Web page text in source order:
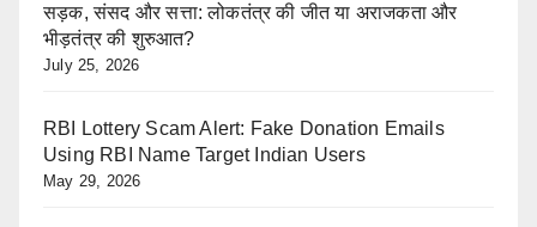
सड़क, संसद और सत्ता: लोकतंत्र की जीत या अराजकता और
भीड़तंत्र की शुरुआत?
July 25, 2026
RBI Lottery Scam Alert: Fake Donation Emails
Using RBI Name Target Indian Users
May 29, 2026